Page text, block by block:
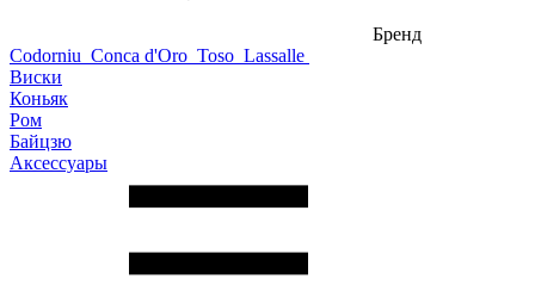
Бренд
Codorniu Conca d'Oro Toso Lassalle
Виски
Коньяк
Ром
Байцзю
Аксессуары